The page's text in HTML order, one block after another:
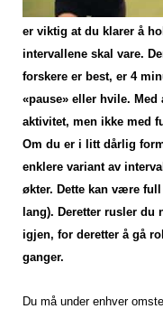
er viktig at du klarer å
intervallene skal vare.
forskere er best, er 4
«pause» eller hvile. Med
aktivitet, men ikke med
Om du er i litt dårlig
enklere variant av
økter. Dette kan være
lang). Deretter rusler
igjen, for deretter å gå
ganger.
Du må under enhver